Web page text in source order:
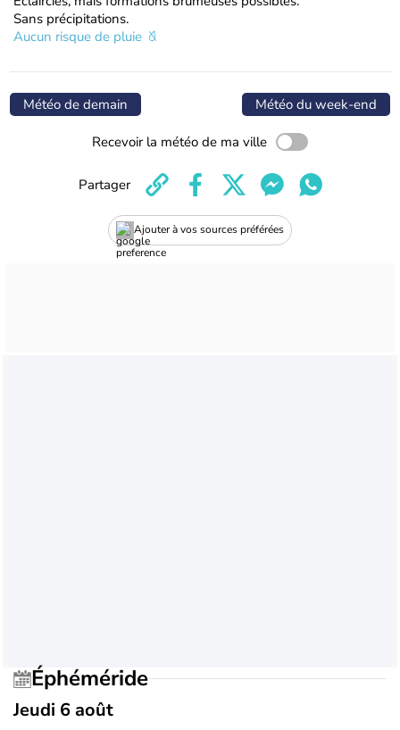
Sans précipitations.
Aucun risque de pluie
Météo de demain Météo du week-end
Recevoir la météo de ma ville
Ajouter à vos sources préférées
Partager
Éphéméride
Jeudi 6 août